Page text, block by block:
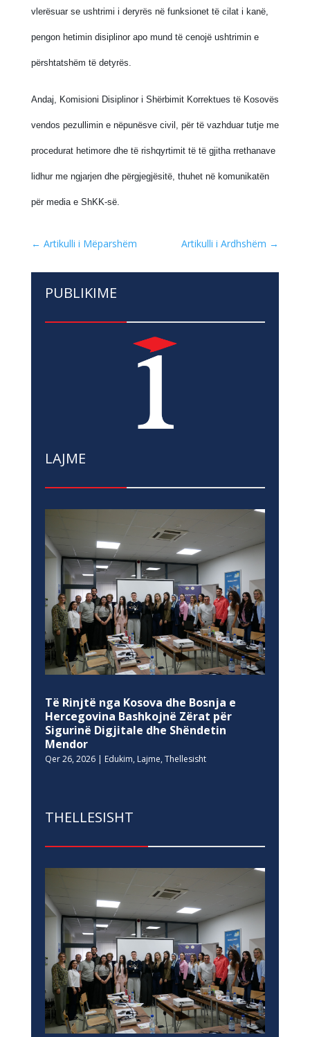
vlerësuar se ushtrimi i deryrës në funksionet të cilat i kanë,
pengon hetimin disiplinor apo mund të cenojë ushtrimin e
përshtatshëm të detyrës.
Andaj, Komisioni Disiplinor i Shërbimit Korrektues të Kosovës
vendos pezullimin e nëpunësve civil, për të vazhduar tutje me
procedurat hetimore dhe të rishqyrtimit të të gjitha rrethanave
lidhur me ngjarjen dhe përgjegjësitë, thuhet në komunikatën
për media e ShKK-së.
← Artikulli i Mëparshëm Artikulli i Ardhshëm →
PUBLIKIME
LAJME
Të Rinjtë nga Kosova dhe Bosnja e
Hercegovina Bashkojnë Zërat për
Sigurinë Digjitale dhe Shëndetin
Mendor
Qer 26, 2026| Edukim, Lajme, Thellesisht
THELLESISHT